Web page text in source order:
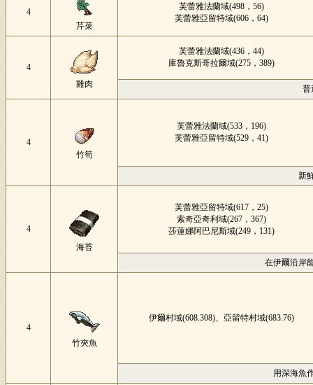
4
芹菜
芙蕾雅法蘭域(498，56)
芙蕾雅亞留特域(606，64)
4
雞肉
芙蕾雅法蘭域(436，44)
庫魯克斯哥拉爾域(275，389)
普
4
竹筍
芙蕾雅法蘭域(533，196)
芙蕾雅亞留特域(529，41)
新
4
海苔
芙蕾雅亞留特域(617，25)
索奇亞奇利域(267，367)
莎蓮娜阿巴尼斯域(249，131)
在伊爾沿岸
4
竹夾魚
伊爾村域(608.308)、亞留特村域(683.76)
用深海魚